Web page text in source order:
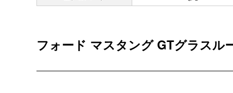
フォード マスタング GTグラスル